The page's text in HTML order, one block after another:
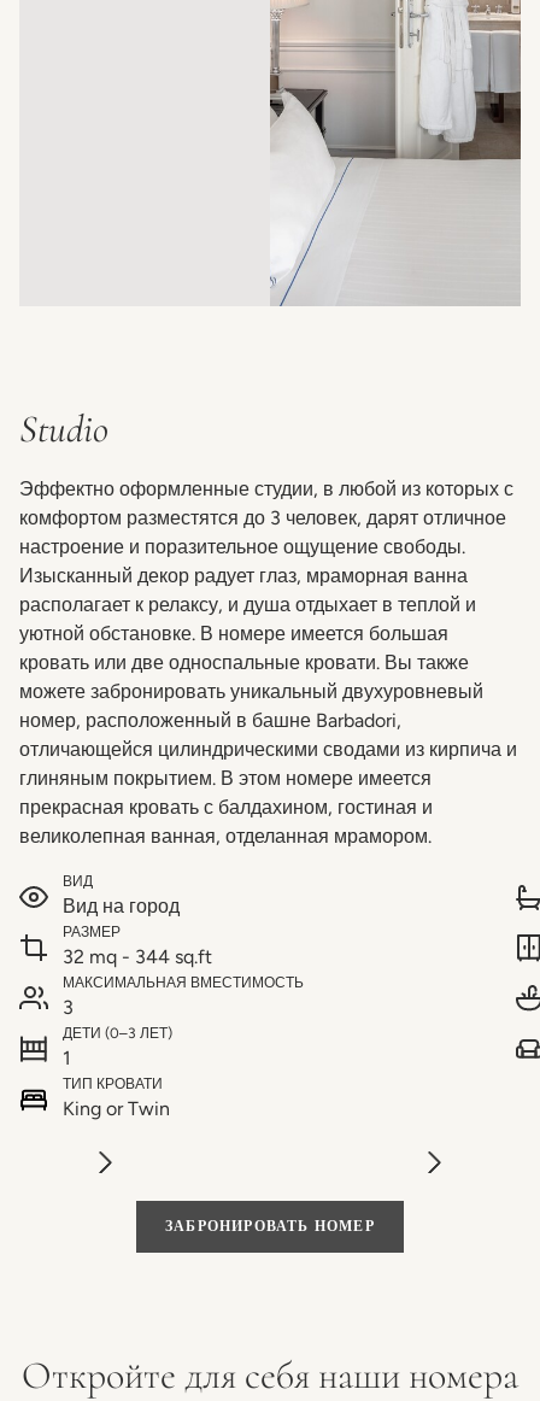
Studio
Эффектно оформленные студии, в любой из которых с
комфортом разместятся до 3 человек, дарят отличное
настроение и поразительное ощущение свободы.
Изысканный декор радует глаз, мраморная ванна
располагает к релаксу, и душа отдыхает в теплой и
уютной обстановке. В номере имеется большая
кровать или две односпальные кровати. Вы также
можете забронировать уникальный двухуровневый
номер, расположенный в башне Barbadori,
отличающейся цилиндрическими сводами из кирпича и
глиняным покрытием. В этом номере имеется
прекрасная кровать с балдахином, гостиная и
великолепная ванная, отделанная мрамором.
ВИД
Вид на город
РАЗМЕР
32 mq - 344 sq.ft
МАКСИМАЛЬНАЯ ВМЕСТИМОСТЬ
3
ДЕТИ (0–3 ЛЕТ)
1
ТИП КРОВАТИ
King or Twin
ЗАБРОНИРОВАТЬ НОМЕР
Откройте для себя наши номера